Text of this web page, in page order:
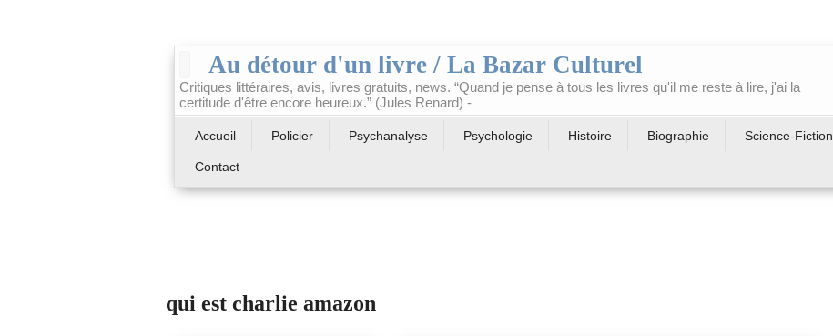
Au détour d'un livre / La Bazar Culturel
Critiques littéraires, avis, livres gratuits, news. “Quand je pense à tous les livres qu'il me reste à lire, j'ai la
certitude d'être encore heureux.” (Jules Renard) -
Accueil Policier Psychanalyse Psychologie Histoire Biographie Science-Fiction
Contact
qui est charlie amazon